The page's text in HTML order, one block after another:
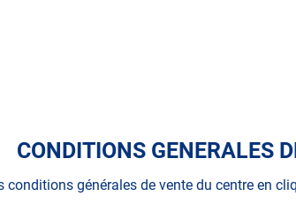
3 roues, quad, voiturette, voiture sans
CONDITIONS GENERALES
conditions générales de vente du centre en